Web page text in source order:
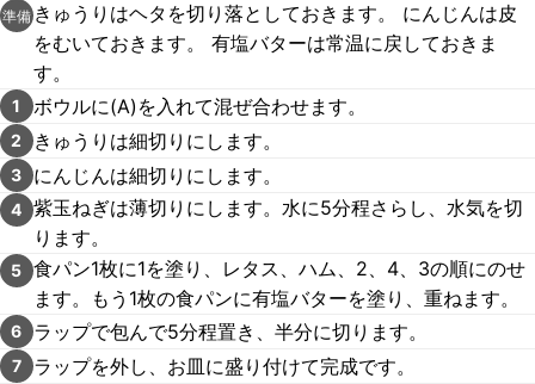
準備 きゅうりはヘタを切り落としておきます。 にんじんは皮
をむいておきます。 有塩バターは常温に戻しておきま
す。
1 ボウルに(A)を入れて混ぜ合わせます。
2 きゅうりは細切りにします。
3 にんじんは細切りにします。
4 紫玉ねぎは薄切りにします。水に5分程さらし、水気を切
ります。
5 食パン1枚に1を塗り、レタス、ハム、2、4、3の順にのせ
ます。もう1枚の食パンに有塩バターを塗り、重ねます。
6 ラップで包んで5分程置き、半分に切ります。
7 ラップを外し、お皿に盛り付けて完成です。